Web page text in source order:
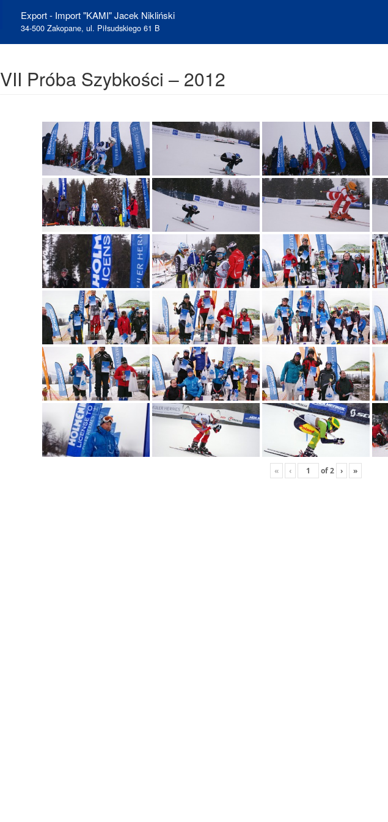
Export - Import "KAMI" Jacek Nikliński
34-500 Zakopane, ul. Piłsudskiego 61 B
VII Próba Szybkości – 2012
« ‹ of2 › »